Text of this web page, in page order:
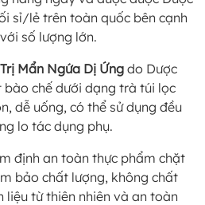
sỉ/lẻ trên toàn quốc bên cạnh
số lượng lớn.
Mẩn Ngứa Dị Ứng do Dược
bào chế dưới dạng trà túi lọc
dễ uống, có thể sử dụng đều
lo tác dụng phụ.
định an toàn thực phẩm chặt
bảo chất lượng, không chất
liệu từ thiên nhiên và an toàn